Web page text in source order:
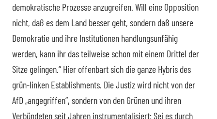
demokratische Prozesse anzugreifen. Will eine Opposition
nicht, daß es dem Land besser geht, sondern daß unsere
Demokratie und ihre Institutionen handlungsunfähig
werden, kann ihr das teilweise schon mit einem Drittel der
Sitze gelingen.“ Hier offenbart sich die ganze Hybris des
grün-linken Establishments. Die Justiz wird nicht von der
AfD „angegriffen“, sondern von den Grünen und ihren
Verbündeten seit Jahren instrumentalisiert: Sei es durch